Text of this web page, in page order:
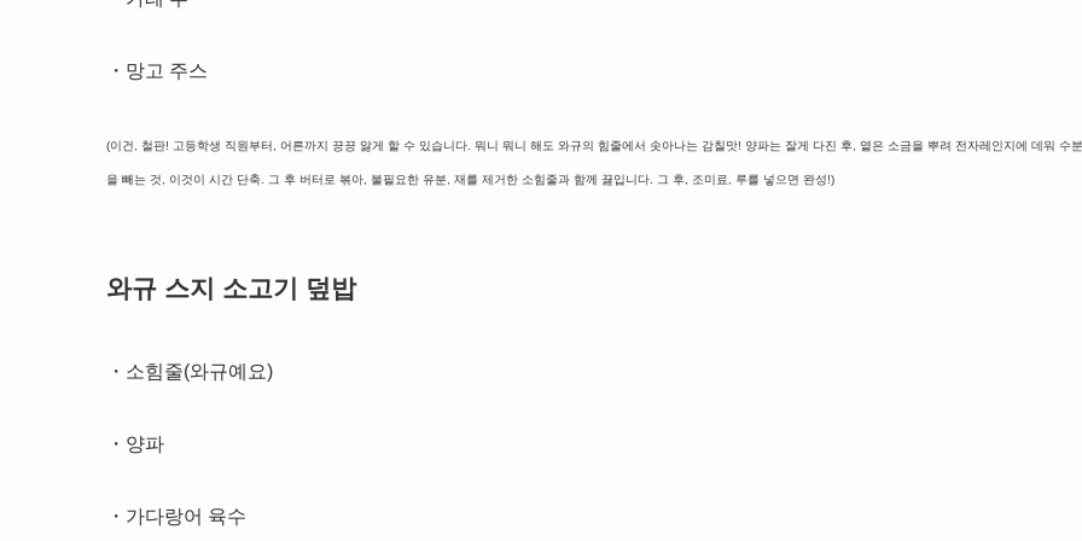
・망고 주스
(이건, 철판! 고등학생 직원부터, 어른까지 끙끙 앓게 할 수 있습니다. 뭐니 뭐니 해도 와규의 힘줄에서 솟아나는 감칠맛! 양파는 잘게 다진 후, 옅은 소금을 뿌려 전자레인지에 데워 수분
을 빼는 것, 이것이 시간 단축. 그 후 버터로 볶아, 불필요한 유분, 재를 제거한 소힘줄과 함께 끓입니다. 그 후, 조미료, 루를 넣으면 완성!)
와규 스지 소고기 덮밥
・소힘줄(와규예요)
・양파
・가다랑어 육수